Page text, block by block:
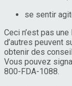
se sentir
Ceci n’est pas
d’autres peuvent
obtenir des
Vous pouvez
800-FDA-1088.